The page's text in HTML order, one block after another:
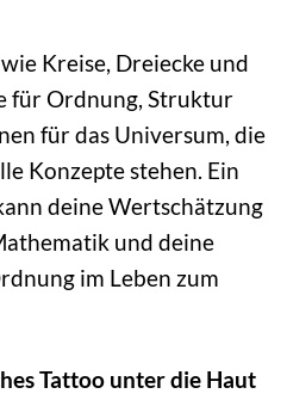
Kreise, Dreiecke und
für Ordnung, Struktur
für das Universum, die
Konzepte stehen. Ein
deine Wertschätzung
und deine
im Leben zum
Tattoo unter die Haut